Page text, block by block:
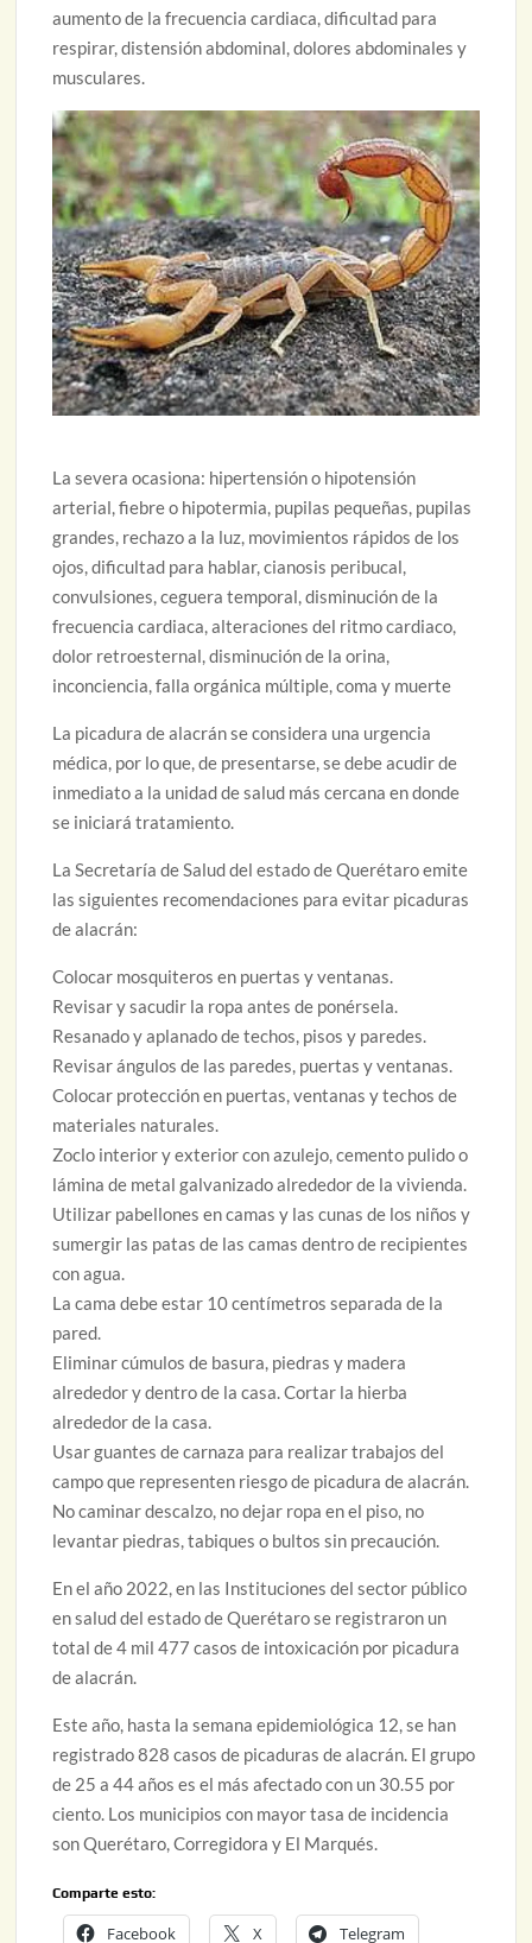
aumento de la frecuencia cardiaca, dificultad para
respirar, distensión abdominal, dolores abdominales y
musculares.
La severa ocasiona: hipertensión o hipotensión
arterial, fiebre o hipotermia, pupilas pequeñas, pupilas
grandes, rechazo a la luz, movimientos rápidos de los
ojos, dificultad para hablar, cianosis peribucal,
convulsiones, ceguera temporal, disminución de la
frecuencia cardiaca, alteraciones del ritmo cardiaco,
dolor retroesternal, disminución de la orina,
inconciencia, falla orgánica múltiple, coma y muerte
La picadura de alacrán se considera una urgencia
médica, por lo que, de presentarse, se debe acudir de
inmediato a la unidad de salud más cercana en donde
se iniciará tratamiento.
La Secretaría de Salud del estado de Querétaro emite
las siguientes recomendaciones para evitar picaduras
de alacrán:
Colocar mosquiteros en puertas y ventanas.
Revisar y sacudir la ropa antes de ponérsela.
Resanado y aplanado de techos, pisos y paredes.
Revisar ángulos de las paredes, puertas y ventanas.
Colocar protección en puertas, ventanas y techos de
materiales naturales.
Zoclo interior y exterior con azulejo, cemento pulido o
lámina de metal galvanizado alrededor de la vivienda.
Utilizar pabellones en camas y las cunas de los niños y
sumergir las patas de las camas dentro de recipientes
con agua.
La cama debe estar 10 centímetros separada de la
pared.
Eliminar cúmulos de basura, piedras y madera
alrededor y dentro de la casa. Cortar la hierba
alrededor de la casa.
Usar guantes de carnaza para realizar trabajos del
campo que representen riesgo de picadura de alacrán.
No caminar descalzo, no dejar ropa en el piso, no
levantar piedras, tabiques o bultos sin precaución.
En el año 2022, en las Instituciones del sector público
en salud del estado de Querétaro se registraron un
total de 4 mil 477 casos de intoxicación por picadura
de alacrán.
Este año, hasta la semana epidemiológica 12, se han
registrado 828 casos de picaduras de alacrán. El grupo
de 25 a 44 años es el más afectado con un 30.55 por
ciento. Los municipios con mayor tasa de incidencia
son Querétaro, Corregidora y El Marqués.
Comparte esto:
Facebook X Telegram